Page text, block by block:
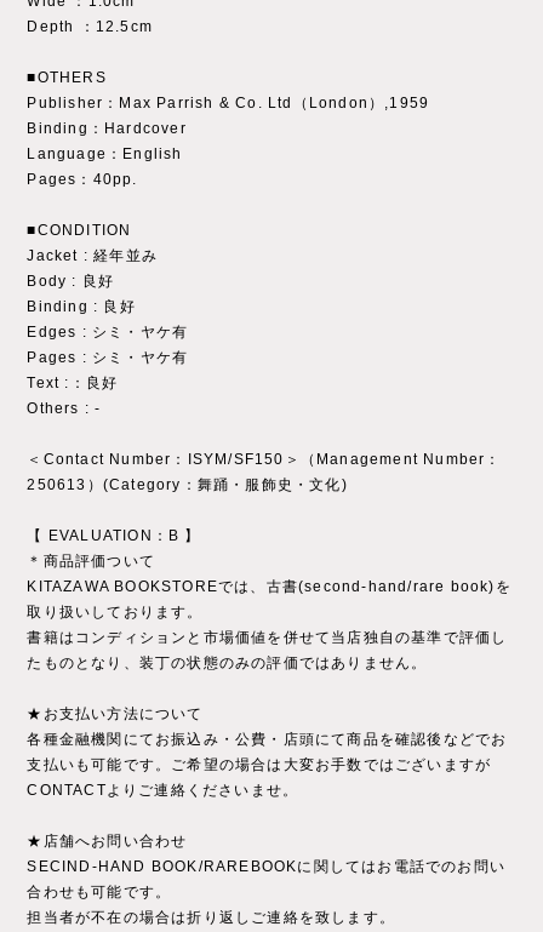
Depth ：12.5cm
■OTHERS
Publisher：Max Parrish & Co. Ltd（London）,1959
Binding：Hardcover
Language：English
Pages：40pp.
■CONDITION
Jacket : 経年並み
Body : 良好
Binding : 良好
Edges : シミ・ヤケ有
Pages : シミ・ヤケ有
Text :：良好
Others : ‐
＜Contact Number：ISYM/SF150＞（Management Number：
250613）(Category：舞踊・服飾史・文化)
【 EVALUATION：B 】
＊商品評価ついて
KITAZAWA BOOKSTOREでは、古書(second-hand/rare book)を
取り扱いしております。
書籍はコンディションと市場価値を併せて当店独自の基準で評価し
たものとなり、装丁の状態のみの評価ではありません。
★お支払い方法について
各種金融機関にてお振込み・公費・店頭にて商品を確認後などでお
支払いも可能です。ご希望の場合は大変お手数ではございますが
CONTACTよりご連絡くださいませ。
★店舗へお問い合わせ
SECIND-HAND BOOK/RAREBOOKに関してはお電話でのお問い
合わせも可能です。
担当者が不在の場合は折り返しご連絡を致します。